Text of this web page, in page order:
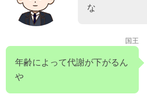
な
国王
年齢によって代謝が下がるん
や